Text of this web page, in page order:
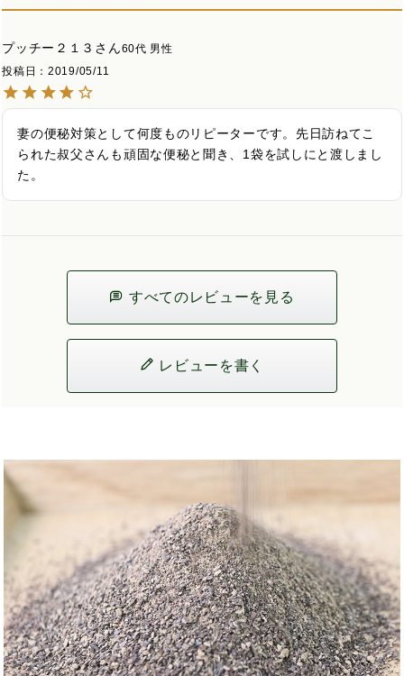
プッチー２１３ 60代 男性
投稿日
2019/05/11
妻の便秘対策として何度ものリピーターです。先日訪ねてこ
られた叔父さんも頑固な便秘と聞き、1袋を試しにと渡しまし
た。
すべてのレビューを見る
レビューを書く